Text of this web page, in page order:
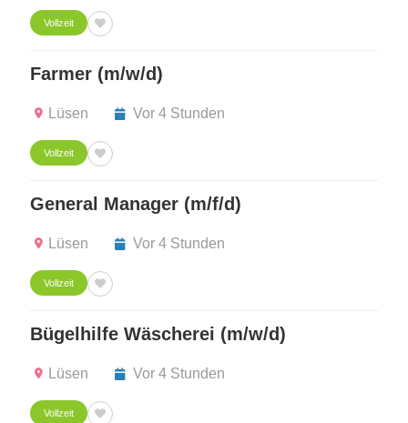
Vollzeit
Farmer (m/w/d)
Lüsen Vor 4 Stunden
Vollzeit
General Manager (m/f/d)
Lüsen Vor 4 Stunden
Vollzeit
Bügelhilfe Wäscherei (m/w/d)
Lüsen Vor 4 Stunden
Vollzeit